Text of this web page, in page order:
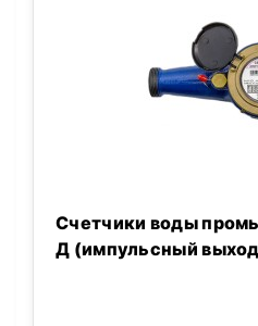
Счетчики воды
Д (импульсный